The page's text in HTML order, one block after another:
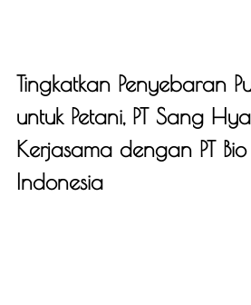
Tingkatkan Penyebaran
untuk Petani, PT Sang
Kerjasama dengan PT
Indonesia